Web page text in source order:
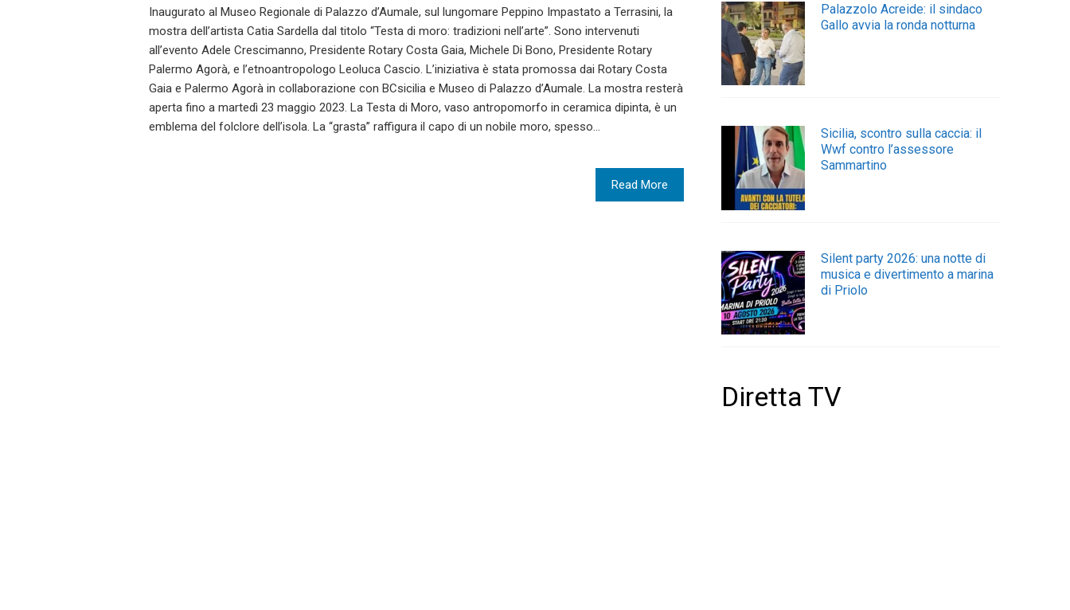
Inaugurato al Museo Regionale di Palazzo d’Aumale, sul lungomare Peppino Impastato a Terrasini, la
mostra dell’artista Catia Sardella dal titolo “Testa di moro: tradizioni nell’arte”. Sono intervenuti
all’evento Adele Crescimanno, Presidente Rotary Costa Gaia, Michele Di Bono, Presidente Rotary
Palermo Agorà, e l’etnoantropologo Leoluca Cascio. L’iniziativa è stata promossa dai Rotary Costa
Gaia e Palermo Agorà in collaborazione con BCsicilia e Museo di Palazzo d’Aumale. La mostra resterà
aperta fino a martedì 23 maggio 2023. La Testa di Moro, vaso antropomorfo in ceramica dipinta, è un
emblema del folclore dell’isola. La “grasta” raffigura il capo di un nobile moro, spesso…
Read More
Palazzolo Acreide: il sindaco
Gallo avvia la ronda notturna
Sicilia, scontro sulla caccia: il
Wwf contro l’assessore
Sammartino
Silent party 2026: una notte di
musica e divertimento a marina
di Priolo
Diretta TV